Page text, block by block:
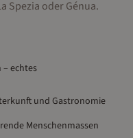
Spezia oder Génua.
– echtes
und Gastronomie
Menschenmassen